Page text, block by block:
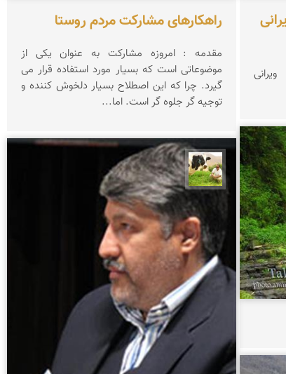
راهکارهای مشارکت مردم روستا
مقدمه : امروزه مشارکت به عنوان یکی از
موضوعاتی است که بسیار مورد استفاده قرار می
گیرد. چرا که این اصطلاح بسیار دلخوش کننده و
توجیه گر جلوه گر است. اما...
تقی قاسمی